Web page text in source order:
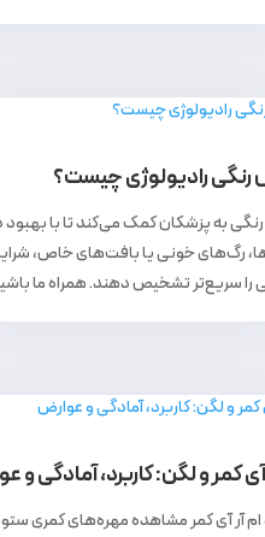
رادیولوژی چیست؟
به پزشکان کمک می‌کند تا با بهبود
رگ‌های خونی یا بافت‌های خاص،
را سریع‌تر تشخیص دهند. همراه ما
آی کمر و لگن: کاربرد، آمادگی و
ام آر آی کمر مشاهده مهره‌های کمری